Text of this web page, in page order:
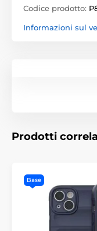
Codice prodotto:
Informazioni sul
Prodotti
Base